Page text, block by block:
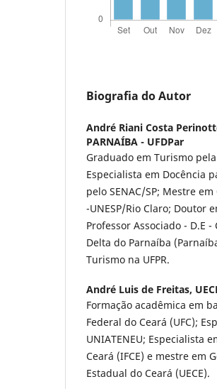
Biografia do Autor
André Riani Costa
PARNAÍBA - UFDPar
Graduado em Turismo
Especialista em Docência
pelo SENAC/SP; Mestre
-UNESP/Rio Claro; Doutor
Professor Associado - D.E
Delta do Parnaíba
Turismo na UFPR.
André Luis de Freitas,
Formação acadêmica em
Federal do Ceará (UFC);
UNIATENEU; Especialista
Ceará (IFCE) e mestre em
Estadual do Ceará (UECE).